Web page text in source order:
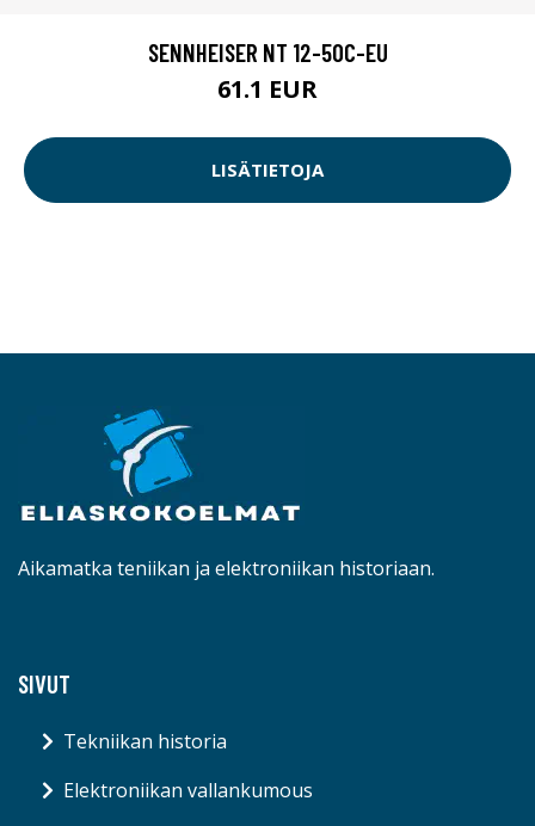
SENNHEISER NT 12-50C-EU
61.1 EUR
LISÄTIETOJA
Aikamatka teniikan ja elektroniikan historiaan.
SIVUT
Tekniikan historia
Elektroniikan vallankumous